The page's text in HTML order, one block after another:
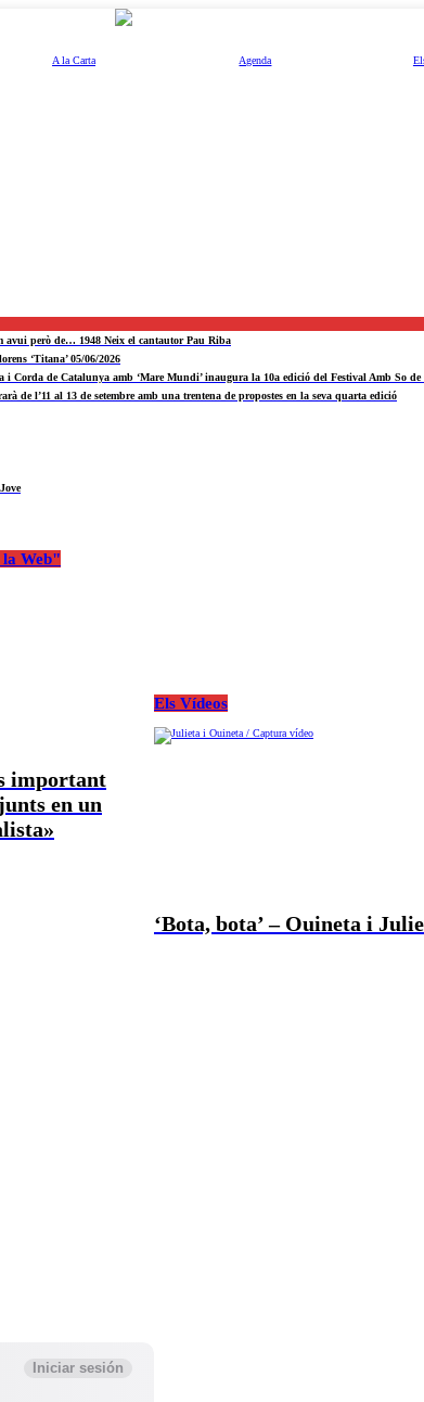
A la Carta Agenda
avui però de… 1948 Neix el cantautor Pau Riba
‘Titana’ 05/06/2026
i Corda de Catalunya amb ‘Mare Mundi’ inaugura la 10a edició del Festival Amb So de
de l’11 al 13 de setembre amb una trentena de propostes en la seva quarta edició
la Web"
important
en un
Els Vídeos
‘Bota, bota’ – Ouineta i